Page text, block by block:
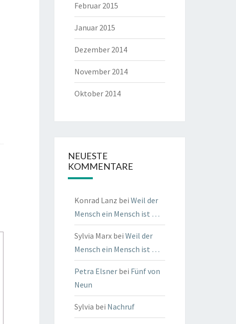
Februar 2015
Januar 2015
Dezember 2014
November 2014
Oktober 2014
NEUESTE
KOMMENTARE
Konrad Lanz bei Weil der
Mensch ein Mensch ist …
Sylvia Marxbei Weil der
Mensch ein Mensch ist …
Petra Elsnerbei Fünf von
Neun
Sylvia bei Nachruf